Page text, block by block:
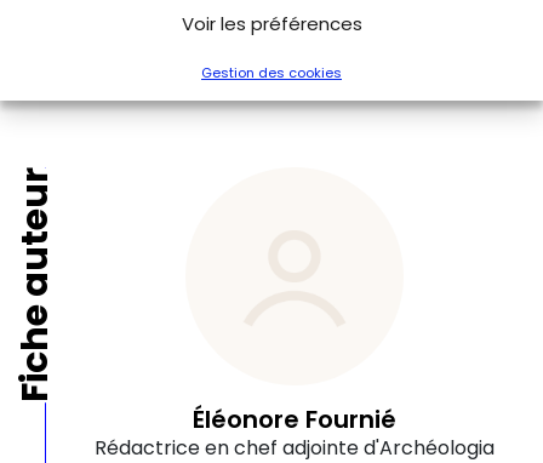
Voir les préférences
Gestion des cookies
Fiche auteur
Éléonore Fournié
Rédactrice en chef adjointe d'Archéologia